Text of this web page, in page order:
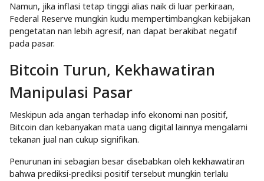
Namun, jika inflasi tetap tinggi alias naik di luar perkiraan,
Federal Reserve mungkin kudu mempertimbangkan kebijakan
pengetatan nan lebih agresif, nan dapat berakibat negatif
pada pasar.
Bitcoin Turun, Kekhawatiran
Manipulasi Pasar
Meskipun ada angan terhadap info ekonomi nan positif,
Bitcoin dan kebanyakan mata uang digital lainnya mengalami
tekanan jual nan cukup signifikan.
Penurunan ini sebagian besar disebabkan oleh kekhawatiran
bahwa prediksi-prediksi positif tersebut mungkin terlalu